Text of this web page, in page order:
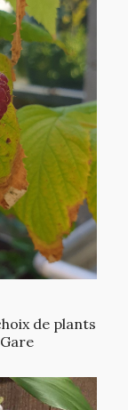
de plants